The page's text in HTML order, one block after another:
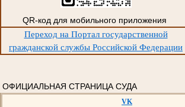
QR-код для мобильного приложения
Переход на Портал государственной
гражданской службы Российской Федерации
ОФИЦИАЛЬНАЯ СТРАНИЦА СУДА
VK